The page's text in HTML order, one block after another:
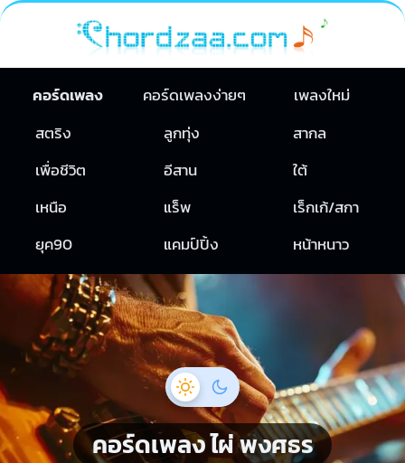
คอร์ดเพลง คอร์ดเพลงง่ายๆ
เพลงใหม่
สตริง
ลูกทุ่ง
สากล
เพื่อชีวิต
อีสาน
ใต้
เหนือ
แร็พ
เร็กเก้/สกา
ยุค90
แคมป์ปิ้ง หน้าหนาว
คอร์ดเพลง ไผ่ พงศธร